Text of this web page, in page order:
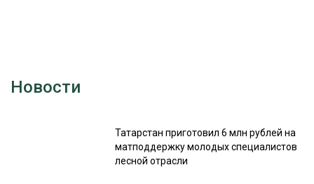
Новости
Татарстан приготовил 6 млн рублей на
матподдержку молодых специалистов
лесной отрасли